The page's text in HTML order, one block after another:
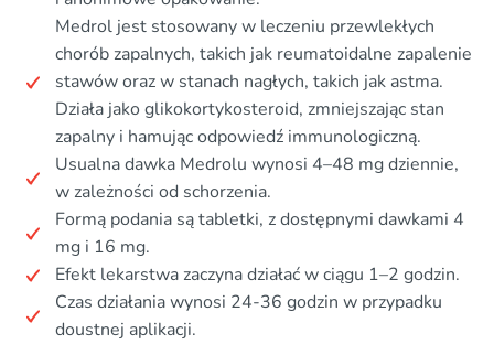
Medrol jest stosowany w leczeniu przewlekłych
chorób zapalnych, takich jak reumatoidalne zapalenie
stawów oraz w stanach nagłych, takich jak astma.
Działa jako glikokortykosteroid, zmniejszając stan
zapalny i hamując odpowiedź immunologiczną.
Usualna dawka Medrolu wynosi 4–48 mg dziennie,
w zależności od schorzenia.
Formą podania są tabletki, z dostępnymi dawkami 4
mg i 16 mg.
Efekt lekarstwa zaczyna działać w ciągu 1–2 godzin.
Czas działania wynosi 24-36 godzin w przypadku
doustnej aplikacji.